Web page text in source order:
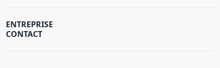
ENTREPRISE
CONTACT